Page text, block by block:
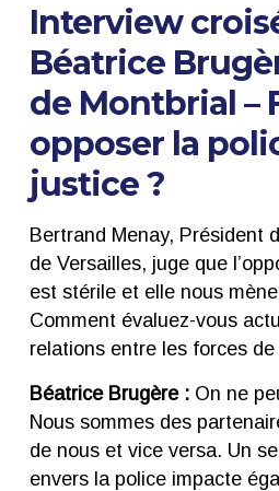
Interview
Béatrice
de Montbrial –
opposer la
justice ?
Bertrand Menay, Président
de Versailles, juge que
est stérile et elle nous
Comment évaluez-vous
relations entre les forces
Béatrice Brugère :On ne
Nous sommes des
de nous et vice versa. Un
envers la police impacte